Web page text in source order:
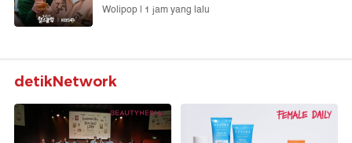
Wolipop | 1 jam yang lalu
detikNetwork